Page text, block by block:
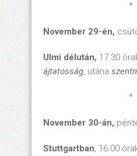
*
November 29-én,
Ulmi délután, 17.30
ájtatosság, utána
*
November 30-án,
Stuttgartban, 16.00